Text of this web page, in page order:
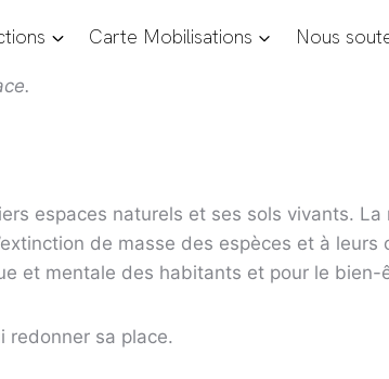
Carte Mobilisations Nous
espaces naturels et ses sols vivants.
de masse des espèces et à leurs
et mentale des habitants et pour le bien-
redonner sa place.